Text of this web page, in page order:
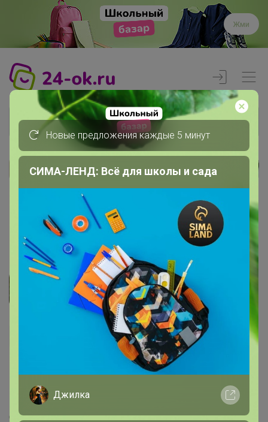
Жми
Члены клуба
Маринча
Маринча
Гений СП
199 21
На сайте 9 часов назад
День рождения 12 апреля
Новые предложения каждые 5 минут
СИМА-ЛЕНД: Всё для школы и сада
Джилка